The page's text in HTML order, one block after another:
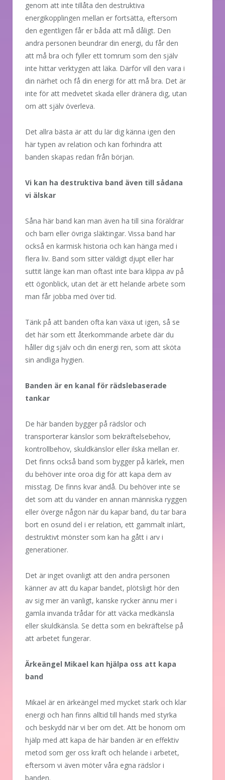
genom att inte tillåta den destruktiva
energikopplingen mellan er fortsätta, eftersom
den egentligen får er båda att må dåligt. Den
andra personen beundrar din energi, du får den
att må bra och fyller ett tomrum som den själv
inte hittar verktygen att läka. Därför vill den vara i
din närhet och få din energi för att må bra. Det är
inte för att medvetet skada eller dränera dig, utan
om att själv överleva.
Det allra bästa är att du lär dig känna igen den
här typen av relation och kan förhindra att
banden skapas redan från början.
Vi kan ha destruktiva band även till sådana
vi älskar
Såna här band kan man även ha till sina föräldrar
och barn eller övriga släktingar. Vissa band har
också en karmisk historia och kan hänga med i
flera liv. Band som sitter väldigt djupt eller har
suttit länge kan man oftast inte bara klippa av på
ett ögonblick, utan det är ett helande arbete som
man får jobba med över tid.
Tänk på att banden ofta kan växa ut igen, så se
det här som ett återkommande arbete där du
håller dig själv och din energi ren, som att sköta
sin andliga hygien.
Banden är en kanal för rädslebaserade
tankar
De här banden bygger på rädslor och
transporterar känslor som bekräftelsebehov,
kontrollbehov, skuldkänslor eller ilska mellan er.
Det finns också band som bygger på kärlek, men
du behöver inte oroa dig för att kapa dem av
misstag. De finns kvar ändå. Du behöver inte se
det som att du vänder en annan människa ryggen
eller överge någon när du kapar band, du tar bara
bort en osund del i er relation, ett gammalt inlärt,
destruktivt mönster som kan ha gått i arv i
generationer.
Det är inget ovanligt att den andra personen
känner av att du kapar bandet, plötsligt hör den
av sig mer än vanligt, kanske rycker ännu mer i
gamla invanda trådar för att väcka medkänsla
eller skuldkänsla. Se detta som en bekräftelse på
att arbetet fungerar.
Ärkeängel Mikael kan hjälpa oss att kapa
band
Mikael är en ärkeängel med mycket stark och klar
energi och han finns alltid till hands med styrka
och beskydd när vi ber om det. Att be honom om
hjälp med att kapa de här banden är en effektiv
metod som ger oss kraft och helande i arbetet,
eftersom vi även möter våra egna rädslor i
banden.